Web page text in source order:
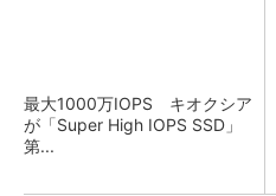
最大1000万IOPS キオクシア
が「Super High IOPS SSD」
第...